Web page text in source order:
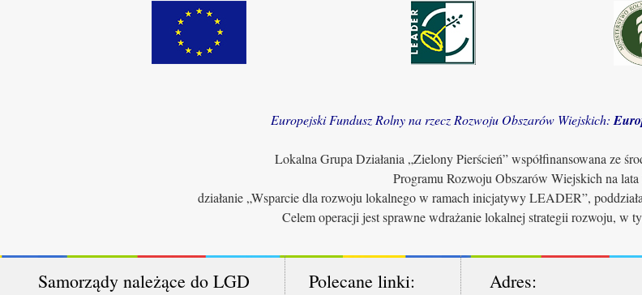
Europejski Fundusz Rolny na rzecz Rozwoju Obszarów Wiejskich:
Lokalna Grupa Działania „Zielony Pierścień” współfinansowana ze
Programu Rozwoju Obszarów Wiejskich na
działanie „Wsparcie dla rozwoju lokalnego w ramach inicjatywy LEADER”,
Celem operacji jest sprawne wdrażanie lokalnej strategii rozwoju, w
Samorządy należące do LGD Polecane linki: Adres: